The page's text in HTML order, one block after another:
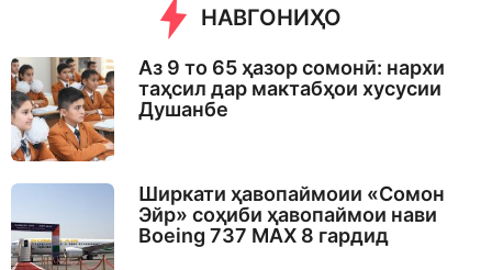
НАВГОНИҲО
Аз 9 то 65 ҳазор сомонӣ: нархи
таҳсил дар мактабҳои хусусии
Душанбе
Ширкати ҳавопаймоии «Сомон
Эйр» соҳиби ҳавопаймои нави
Boeing 737 MAX 8 гардид